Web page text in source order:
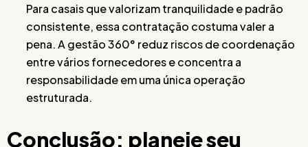
Para casais que valorizam tranquilidade e padrão
consistente, essa contratação costuma valer a
pena. A gestão 360° reduz riscos de coordenação
entre vários fornecedores e concentra a
responsabilidade em uma única operação
estruturada.
Conclusão: planeje seu